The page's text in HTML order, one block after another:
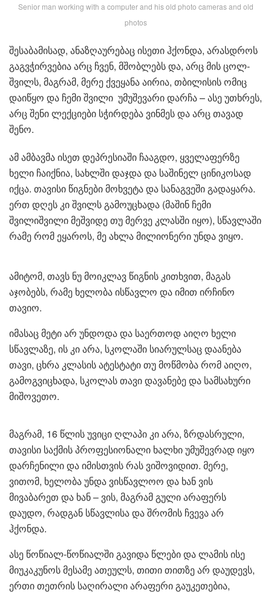
Senior man working with a computer and his old photo cameras and old
photos
შესაბამისად, ანაზღაურებაც ისეთი ჰქონდა, არასდროს
გაგვჭირვებია არც ჩვენ, მშობლებს და, არც მის ცოლ-
შვილს, მაგრამ, მერე ქვეყანა აირია, თბილისის ომიც
დაიწყო და ჩემი შვილი უმუშევარი დარჩა – ასე უთხრეს,
არც შენი ლექციები სჭირდება ვინმეს და არც თავად
შენო.
ამ ამბავმა ისეთ დეპრესიაში ჩააგდო, ყველაფერზე
ხელი ჩაიქნია, სახლში დაჯდა და საშინელ ცინიკოსად
იქცა. თავისი წიგნები მოხვეტა და სანაგვეში გადაყარა.
ერთ დღეს კი შვილს გამოუცხადა (მაშინ ჩემი
შვილიშვილი მეშვიდე თუ მერვე კლასში იყო), სწავლაში
რამე რომ ეყაროს, მე ახლა მილიონერი უნდა ვიყო.
ამიტომ, თავს ნუ მოიკლავ წიგნის კითხვით, მაგას
აჯობებს, რამე ხელობა ისწავლო და იმით ირჩინო
თავიო.
იმასაც მეტი არ უნდოდა და საერთოდ აიღო ხელი
სწავლაზე, ის კი არა, სკოლაში სიარულსაც დაანება
თავი, ცხრა კლასის ატესტატი თუ მოწმობა რომ აიღო,
გამოგვიცხადა, სკოლას თავი დავანებე და სამსახური
მიშოვეთო.
მაგრამ, 16 წლის უვიცი ღლაპი კი არა, ზრდასრული,
თავისი საქმის პროფესიონალი ხალხი უმუშევრად იყო
დარჩენილი და იმისთვის რას ვიშოვიდით. მერე,
ვითომ, ხელობა უნდა ვისწავლოო და ხან ვის
მივაბარეთ და ხან – ვის, მაგრამ გული არაფერს
დაუდო, რადგან სწავლისა და შრომის ჩვევა არ
ჰქონდა.
ასე წოწიალ-წოწიალში გავიდა წლები და ლამის ისე
მიუკაკუნოს მესამე ათეულს, თითი თითზე არ დაუდევს,
ერთი თეთრის საღირალი არაფერი გაუკეთებია,